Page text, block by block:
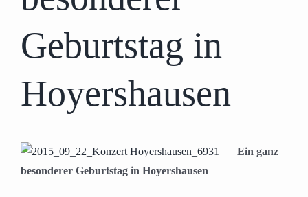
Geburtstag in
Hoyershausen
Ein ganz
besonderer Geburtstag in Hoyershausen